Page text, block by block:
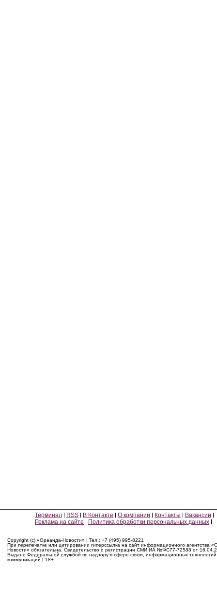
Терминал RSS В Контакте О компании Контакты
Вакансии
Реклама на сайте
Политика обработки персональных данных
Copyright (c) «Ореанда-Новости» | Тел.: +7 (495) 995-8221
При перепечатке или цитировании гиперссылка на сайт информационного агентства
Новости» обязательна. Свидетельство о регистрации СМИ ИА №ФС77-72588 от
Выдано Федеральной службой по надзору в сфере связи, информационных
коммуникаций | 18+